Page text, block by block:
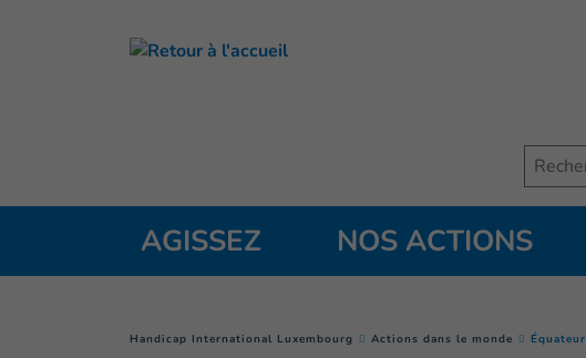
Search
AGISSEZ
NOS ACTIONS
You are here :
Handicap International Luxembourg Actions dans le monde Équateur